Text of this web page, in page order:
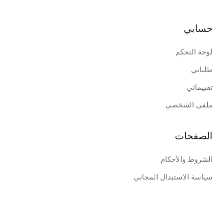
حسابي
لوحة التحكم
طلباتي
تقييماتي
ملفي الشخصي
الصفحات
الشروط والأحكام
سياسة الاستبدال المجاني